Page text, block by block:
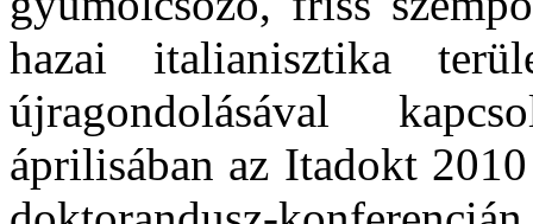
hazai italianisztika
újragondolásával
áprilisában az Itadokt